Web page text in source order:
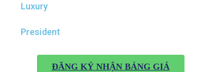
Luxury
President
ĐĂNG KÝ NHẬN BẢNG GIÁ